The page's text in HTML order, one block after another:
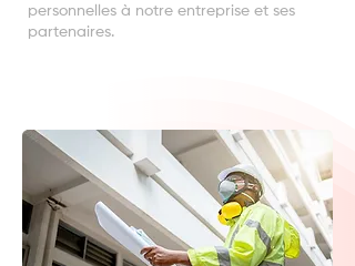
personnelles à notre entreprise et ses
partenaires.